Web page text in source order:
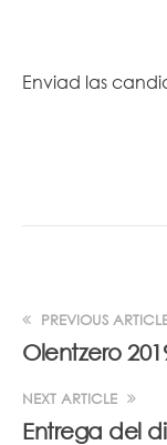
Enviad las
PREVIOUS
Olentzero
NEXT ARTICLE
Entrega del